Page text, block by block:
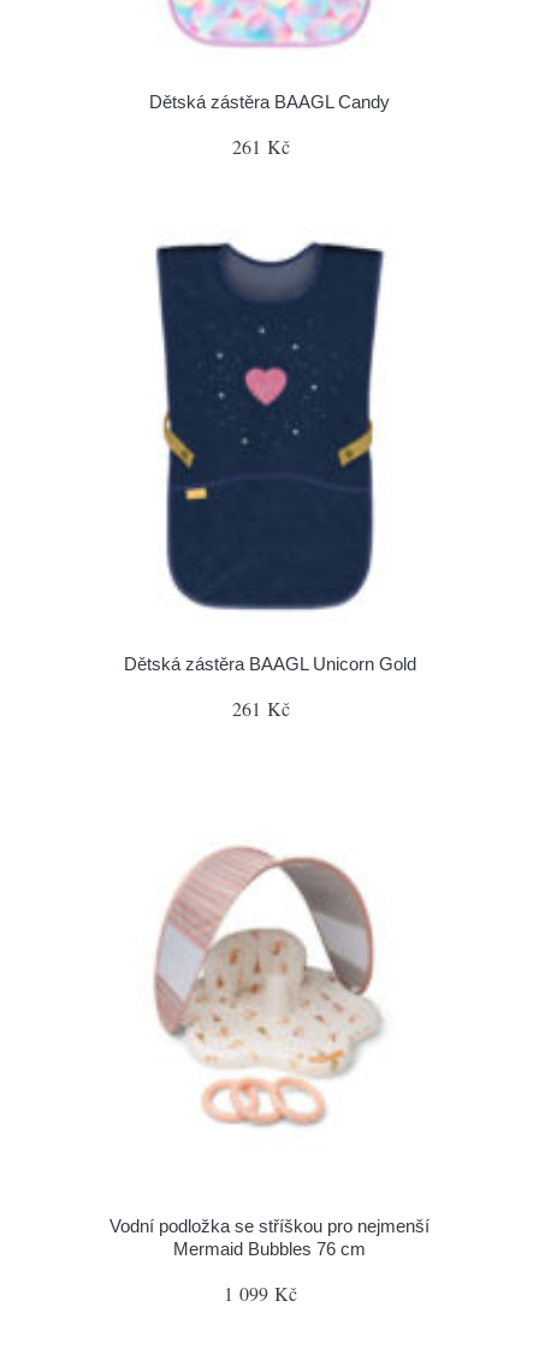
Dětská zástěra BAAGL Candy
261 Kč
Dětská zástěra BAAGL Unicorn Gold
261 Kč
Vodní podložka se stříškou pro nejmenší
Mermaid Bubbles 76 cm
1 099 Kč